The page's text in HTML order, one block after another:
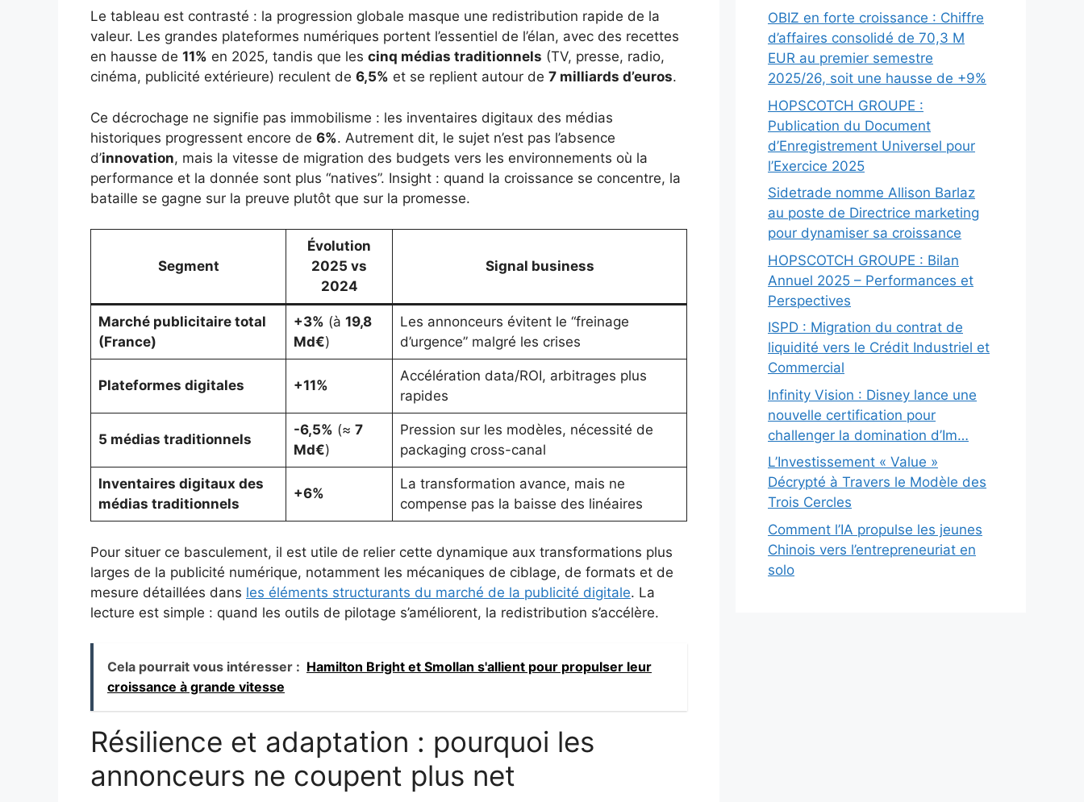
Le tableau est contrasté : la progression globale masque une redistribution rapide de la
valeur. Les grandes plateformes numériques portent l’essentiel de l’élan, avec des recettes
en hausse de 11% en 2025, tandis que les cinq médias traditionnels (TV, presse, radio,
cinéma, publicité extérieure) reculent de 6,5% et se replient autour de 7 milliards d’euros.
Ce décrochage ne signifie pas immobilisme : les inventaires digitaux des médias
historiques progressent encore de 6%. Autrement dit, le sujet n’est pas l’absence
d’innovation, mais la vitesse de migration des budgets vers les environnements où la
performance et la donnée sont plus “natives”. Insight : quand la croissance se concentre, la
bataille se gagne sur la preuve plutôt que sur la promesse.
Segment
Évolution
2025 vs
2024
Signal business
Marché publicitaire total
(France)
+3% (à 19,8
Md€)
Les annonceurs évitent le “freinage
d’urgence” malgré les crises
Plateformes digitales +11%
Accélération data/ROI, arbitrages plus
rapides
5 médias traditionnels
-6,5% (≈ 7
Md€)
Pression sur les modèles, nécessité de
packaging cross-canal
Inventaires digitaux des
médias traditionnels
+6%
La transformation avance, mais ne
compense pas la baisse des linéaires
Pour situer ce basculement, il est utile de relier cette dynamique aux transformations plus
larges de la publicité numérique, notamment les mécaniques de ciblage, de formats et de
mesure détaillées dans les éléments structurants du marché de la publicité digitale. La
lecture est simple : quand les outils de pilotage s’améliorent, la redistribution s’accélère.
Cela pourrait vous intéresser : Hamilton Bright et Smollan s'allient pour propulser leur
croissance à grande vitesse
Résilience et adaptation : pourquoi les
annonceurs ne coupent plus net
OBIZ en forte croissance : Chiffre
d’affaires consolidé de 70,3 M
EUR au premier semestre
2025/26, soit une hausse de +9%
HOPSCOTCH GROUPE :
Publication du Document
d’Enregistrement Universel pour
l’Exercice 2025
Sidetrade nomme Allison Barlaz
au poste de Directrice marketing
pour dynamiser sa croissance
HOPSCOTCH GROUPE : Bilan
Annuel 2025 – Performances et
Perspectives
ISPD : Migration du contrat de
liquidité vers le Crédit Industriel et
Commercial
Infinity Vision : Disney lance une
nouvelle certification pour
challenger la domination d’Im…
L’Investissement « Value »
Décrypté à Travers le Modèle des
Trois Cercles
Comment l’IA propulse les jeunes
Chinois vers l’entrepreneuriat en
solo